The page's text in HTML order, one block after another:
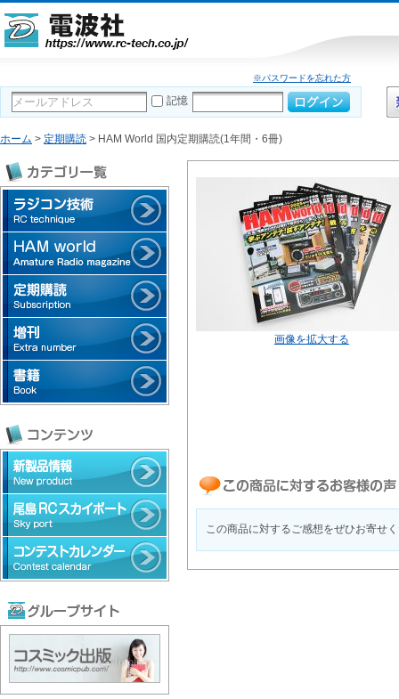
※パスワードを忘れた方
記憶
ホーム > 定期購読 > HAM World 国内定期購読(1年間・6冊)
画像を拡大する
この商品に対するご感想をぜひお寄せ